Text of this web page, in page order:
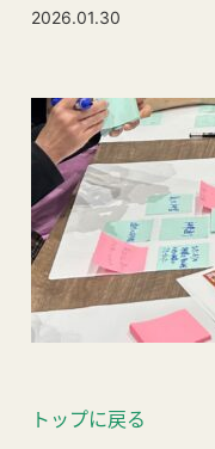
2026.01.30
トップに戻る